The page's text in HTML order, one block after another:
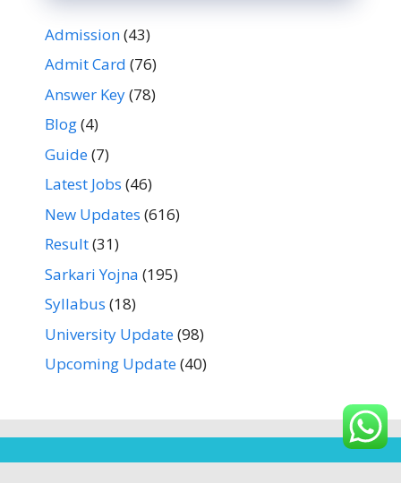
Admission(43)
Admit Card (76)
Answer Key(78)
Blog(4)
Guide(7)
Latest Jobs (46)
New Updates (616)
Result(31)
Sarkari Yojna (195)
Syllabus (18)
University Update(98)
Upcoming Update(40)